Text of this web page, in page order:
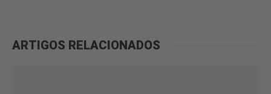
ARTIGOS RELACIONADOS